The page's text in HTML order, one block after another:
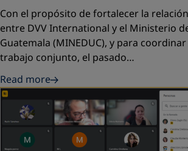
Con el propósito de fortalecer la
entre DVV International y el Ministerio
Guatemala (MINEDUC), y para
trabajo conjunto, el pasado…
Read more